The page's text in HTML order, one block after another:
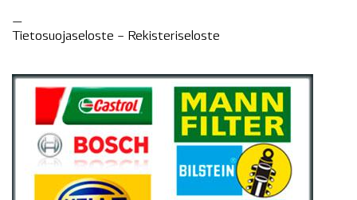
—
Tietosuojaseloste – Rekisteriseloste